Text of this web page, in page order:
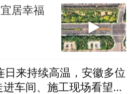
居幸福
日来持续高温，安徽多位
车间、施工现场看望慰